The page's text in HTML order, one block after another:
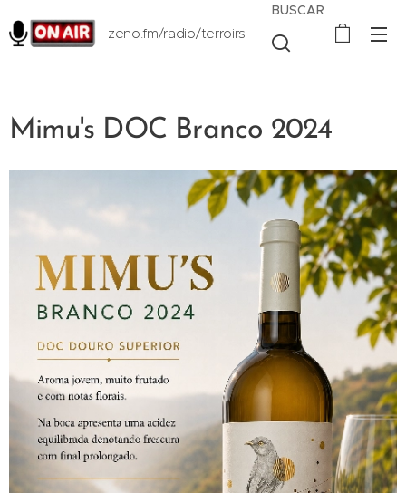
zeno.fm/radio/terroirs
BUSCAR
Mimu's DOC Branco 2024